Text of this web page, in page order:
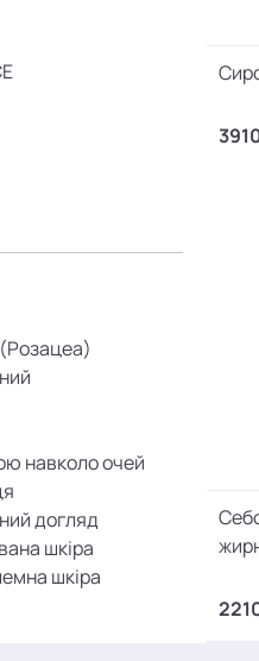
навколо очей
догляд
шкіра
шкіра